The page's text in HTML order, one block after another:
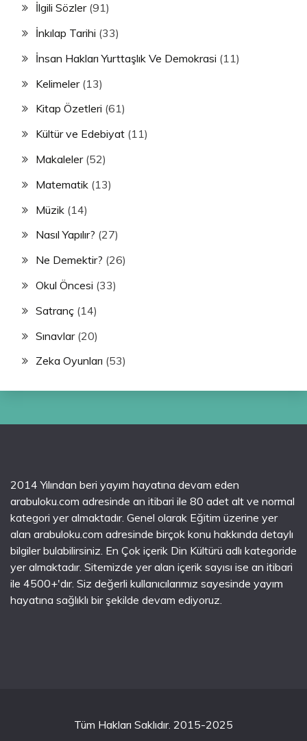
İlgili Sözler(91)
İnkılap Tarihi (33)
İnsan Hakları Yurttaşlık Ve Demokrasi (11)
Kelimeler(13)
Kitap Özetleri (61)
Kültür ve Edebiyat (11)
Makaleler(52)
Matematik (13)
Müzik (14)
Nasıl Yapılır? (27)
Ne Demektir? (26)
Okul Öncesi (33)
Satranç (14)
Sınavlar(20)
Zeka Oyunları (53)
2014 Yılından beri yayım hayatına devam eden
arabuloku.com adresinde an itibari ile 80 adet alt ve normal
kategori yer almaktadır. Genel olarak Eğitim üzerine yer
alan arabuloku.com adresinde birçok konu hakkında detaylı
bilgiler bulabilirsiniz. En Çok içerik Din Kültürü adlı kategoride
yer almaktadır. Sitemizde yer alan içerik sayısı ise an itibari
ile 4500+'dır. Siz değerli kullanıcılarımız sayesinde yayım
hayatına sağlıklı bir şekilde devam ediyoruz.
Tüm Hakları Saklıdır. 2015-2025